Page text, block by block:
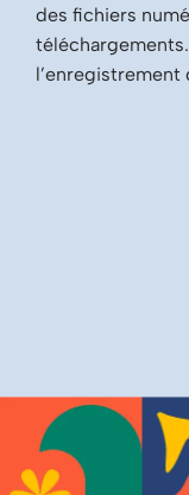
des fichiers
l’enregistrement